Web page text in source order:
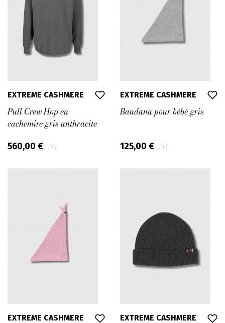
EXTREME CASHMERE
Pull Crew Hop en
cachemire gris anthracite
560,00 € TTC
EXTREME CASHMERE
Bandana pour bébé gris
125,00 € TTC
EXTREME CASHMERE EXTREME CASHMERE